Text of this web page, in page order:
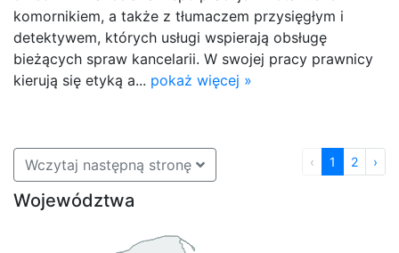
komornikiem, a także z tłumaczem przysięgłym i
detektywem, których usługi wspierają obsługę
bieżących spraw kancelarii. W swojej pracy prawnicy
kierują się etyką a... pokaż więcej »
Wczytaj następną stronę ‹ 1 2 ›
Województwa